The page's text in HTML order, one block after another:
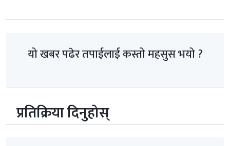
यो खबर पढेर तपाईलाई कस्तो महसुस भयो ?
प्रतिक्रिया दिनुहोस्